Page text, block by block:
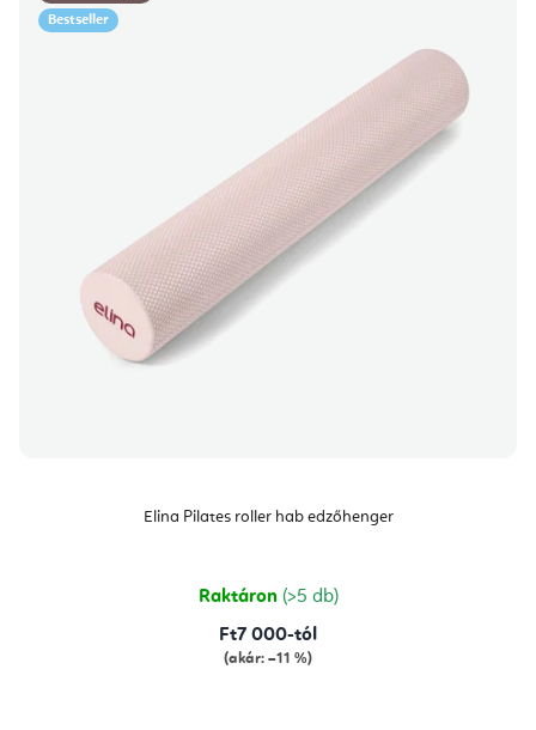
Bestseller
Elina Pilates roller hab edzőhenger
Raktáron (>5 db)
Ft7 000-tól
(akár: –11 %)